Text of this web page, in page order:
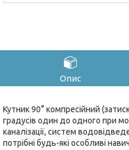
Опис
Кутник 90° компресійний
градусів один до одного при
каналізації, систем
потрібні будь-які особливі